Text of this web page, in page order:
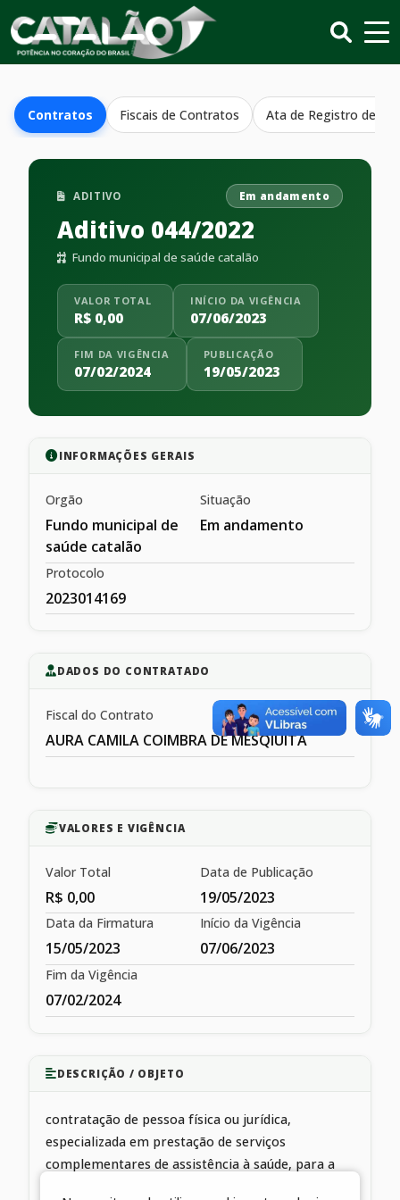
Contratos Fiscais de Contratos Ata de Registro de
ADITIVO Em andamento
Aditivo 044/2022
Fundo municipal de saúde catalão
VALOR TOTAL
R$ 0,00
INÍCIO DA VIGÊNCIA
07/06/2023
FIM DA VIGÊNCIA
07/02/2024
PUBLICAÇÃO
19/05/2023
INFORMAÇÕES GERAIS
Orgão
Fundo municipal de
saúde catalão
Situação
Em andamento
Protocolo
2023014169
DADOS DO CONTRATADO
Fiscal do Contrato
AURA CAMILA COIMBRA DE MESQIUITA
VALORES E VIGÊNCIA
Valor Total
R$ 0,00
Data de Publicação
19/05/2023
Data da Firmatura
15/05/2023
Início da Vigência
07/06/2023
Fim da Vigência
07/02/2024
DESCRIÇÃO / OBJETO
contratação de pessoa física ou jurídica,
especializada em prestação de serviços
complementares de assistência à saúde, para a